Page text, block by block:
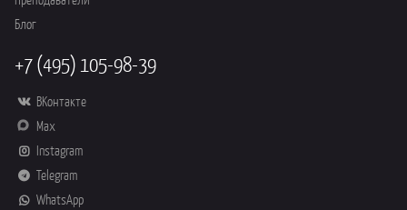
Блог
+7 (495) 105-98-39
ВКонтакте
Max
Instagram
Telegram
WhatsApp